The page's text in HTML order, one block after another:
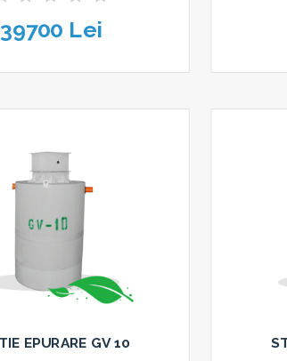
39700 Lei
EPURARE GV 10